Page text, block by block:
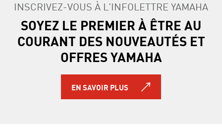
INSCRIVEZ-VOUS À L'INFOLETTRE YAMAHA
SOYEZ LE PREMIER À ÊTRE AU
COURANT DES NOUVEAUTÉS ET
OFFRES YAMAHA
EN SAVOIR PLUS